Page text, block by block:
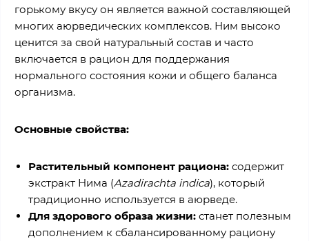
горькому вкусу он является важной составляющей
многих аюрведических комплексов. Ним высоко
ценится за свой натуральный состав и часто
включается в рацион для поддержания
нормального состояния кожи и общего баланса
организма.
Основные свойства:
Растительный компонент рациона: содержит
экстракт Нима (Azadirachta indica), который
традиционно используется в аюрведе.
Для здорового образа жизни: станет полезным
дополнением к сбалансированному рациону